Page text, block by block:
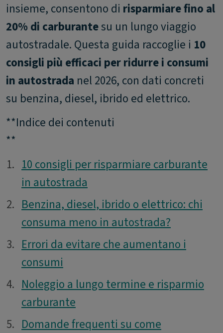
insieme, consentono di risparmiare fino al
20% di carburantesu un lungo viaggio
autostradale. Questa guida raccoglie i 10
consigli più efficaci per ridurre i consumi
in autostrada nel 2026, con dati concreti
su benzina, diesel, ibrido ed elettrico.
**Indice dei contenuti
**
1.
1. 10 consigli per risparmiare carburante
in autostrada
2.
2. Benzina, diesel, ibrido o elettrico: chi
consuma meno in autostrada?
3.
3. Errori da evitare che aumentano i
consumi
4.
4. Noleggio a lungo termine e risparmio
carburante
5.
5. Domande frequenti su come